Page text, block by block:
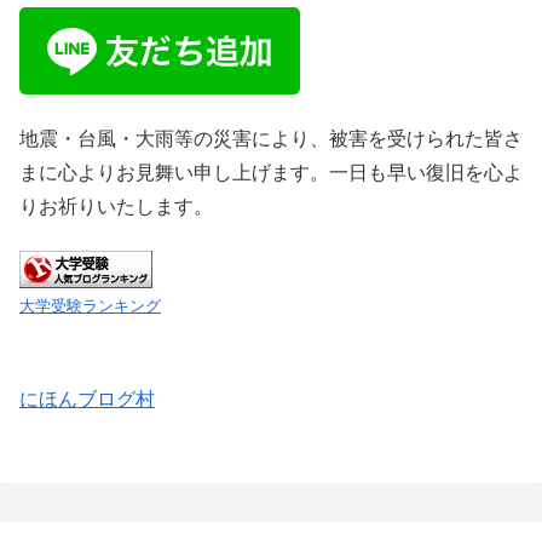
地震・台風・大雨等の災害により、被害を受けられた皆さ
まに心よりお見舞い申し上げます。一日も早い復旧を心よ
りお祈りいたします。
大学受験ランキング
にほんブログ村